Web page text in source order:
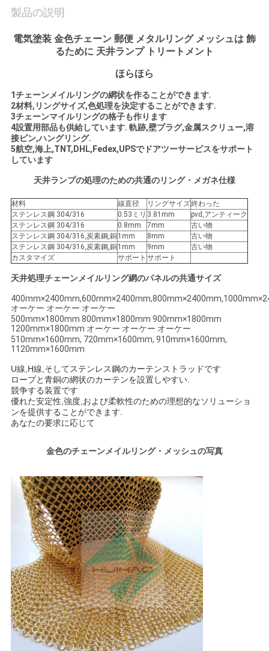
合
わ
ニ
ュ
ー
事
例
地
図
PRIVACY
POLICY
製品の説明
電気塗装 金色チェーン 郵便 メタルリング メッシュは 飾
るために 天井ランプ トリートメント
ほらほら
1チェーンメイルリングの網状を作ることができます.
2材料,リングサイズ,色処理を決定することができます.
3チェーンマイルリングの格子も作ります
4設置用部品も供給しています. 軌跡,壁プラグ,金属スクリュー,溶
接ピン,ハングリング.
5航空,海上,TNT,DHL,Fedex,UPSでドアツーサービスをサポート
しています
天井ランプの処理のための共通のリング・メガネ仕様
材料 線直径 リングサイズ終わった
ステンレス鋼 304/316
0.53ミリ 3.81mm
pvd,アンティーク
ステンレス鋼 304/316
0.8mm 7mm
古い物
ステンレス鋼 304/316,炭素鋼,銅 1mm 8mm
古い物
ステンレス鋼 304/316,炭素鋼,銅 1mm 9mm
古い物
カスタマイズ
サポート サポート
天井処理チェーンメイルリング網のパネルの共通サイズ
オーケー オーケー オーケー
500mm×1800mm 800mm×1800mm 900mm×1800mm
1200mm×1800mm オーケー オーケー オーケー
510mm×1600mm, 720mm×1600mm, 910mm×1600mm,
1120mm×1600mm
U線,H線,そしてステンレス鋼のカーテンストラッドです
ロープと青銅の網状のカーテンを設置しやすい.
競争する装置です
優れた安定性,強度,および柔軟性のための理想的なソリューショ
ンを提供することができます.
あなたの要求に応じて
金色のチェーンメイルリング・メッシュの写真